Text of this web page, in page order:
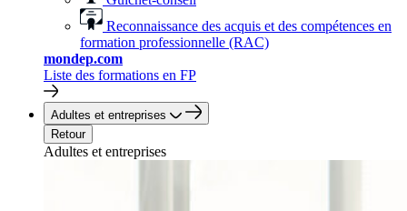
Reconnaissance des acquis et des compétences en
formation professionnelle (RAC)
mondep.com
Liste des formations en FP
Adultes et entreprises
Retour
Adultes et entreprises